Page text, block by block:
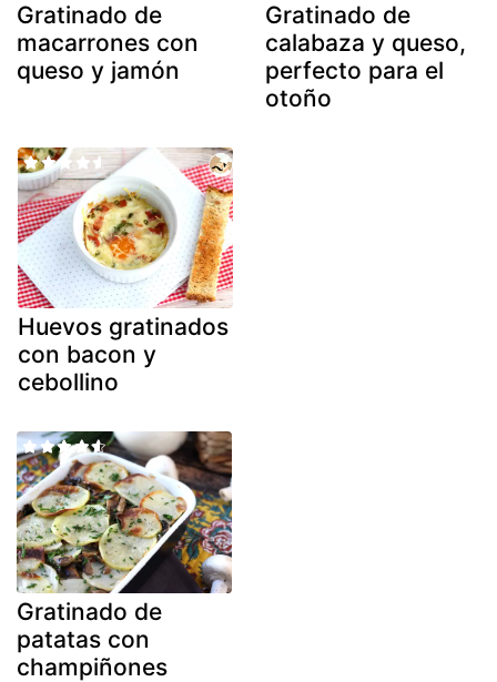
Gratinado de
macarrones con
queso y jamón
Gratinado de
calabaza y queso,
perfecto para el
otoño
Huevos gratinados
con bacon y
cebollino
Gratinado de
patatas con
champiñones